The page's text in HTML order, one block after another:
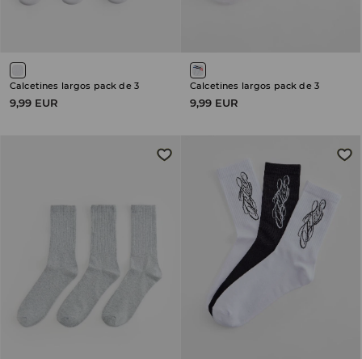
Calcetines largos pack de 3
9,99 EUR
Calcetines largos pack de 3
9,99 EUR